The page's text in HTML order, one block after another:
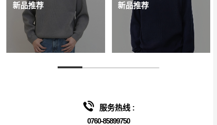
新品推荐 新品推荐
服务热线 :
0760-85899750